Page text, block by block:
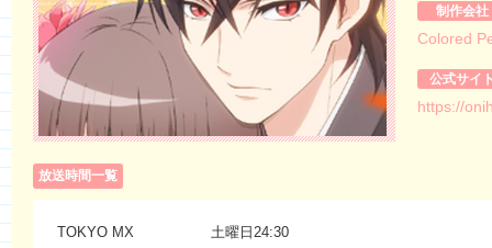
制作会社
Colored
公式サイ
https://
放送時間一覧
TOKYO MX
土曜日24:30